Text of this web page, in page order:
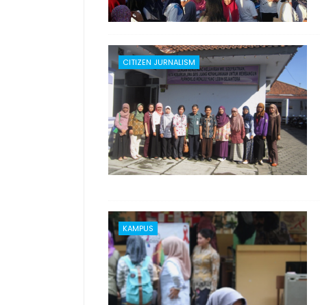
CITIZEN JURNALISM
KAMPUS